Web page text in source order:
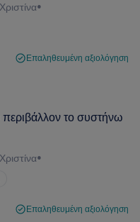
•
Επαληθευμένη αξιολόγηση
περιβάλλον το συστήνω
•
Επαληθευμένη αξιολόγηση